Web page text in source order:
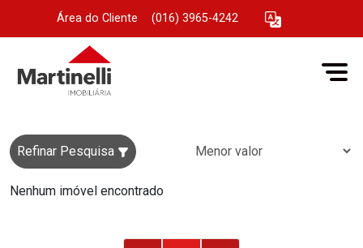
Área do Cliente (016) 3965-4242
Refinar Pesquisa
Nenhum imóvel encontrado